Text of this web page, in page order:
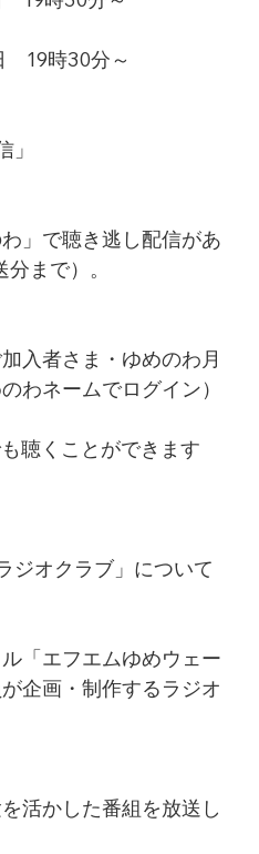
19時30分～
」で聴き逃し配信があ
まで）。
入者さま・ゆめのわ月
わネームでログイン）
聴くことができます
ジオクラブ」について
「エフエムゆめウェー
企画・制作するラジオ
活かした番組を放送し